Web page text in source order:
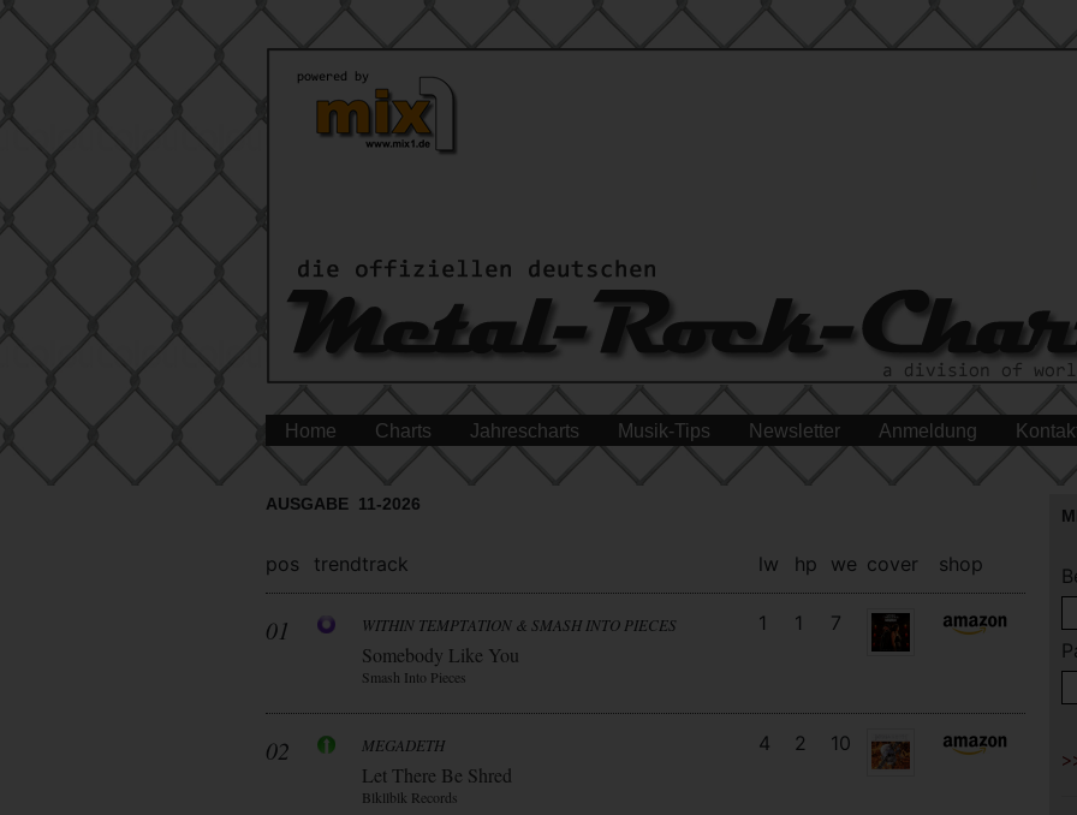
Home Charts Jahrescharts Musik-Tips Newsletter Anmeldung
AUSGABE 11-2026
pos trendtrack lw hp we cover shop
01 WITHIN TEMPTATION & SMASH INTO PIECES
Somebody Like You
Smash Into Pieces
1 1 7
02 MEGADETH
Let There Be Shred
Blkllblk Records
4 2 10